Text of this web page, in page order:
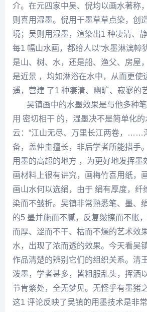
介。在元四家中吴、倪均以画水著称
则喜用湿墨。倪用干墨草草点染，创
境；吴则用湿墨，渲染出1 种凄清、
每1 幅山水画，都给人以“水墨淋漓幛
是山、树、水，还是船、渔父、房屋
是近景 ，均如淋浴在水中，从而更使
遥，营建 了1 种凄清、幽旷、寂寥的
吴镇画中的水墨效果是与他多种笔
用 密切相干 的，湿墨决不是简单化的
云：“江山无尽、万里长江两卷，……
备，盖仲圭擅长，非后学者所能措手
用墨的高超的地方 ，为更好地发挥墨
画材料上很有讲究，画梅竹喜用纸，
画山水何以选绢，由于 绢有厚度，纤
染而不皱折。吴镇非常熟悉笔、墨、
的5 墨并施而不腻，反复皴擦而不胀
而厚、涩而不干、枯而不燥的艺术效
水，出现了浓而透的效果。今天看吴
作品清楚的辨别它们的组织关系。清
泼墨，学者甚多，皆粗服乱头，挥洒
节肯綮处，全无梦见。无怪乎有墨猪
这1 评论反映了吴镇的用墨技术是非